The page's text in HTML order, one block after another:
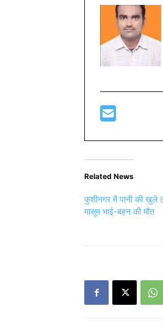
Related News
कुशीनगर में पानी की खुले
मासूम भाई-बहन की मौत